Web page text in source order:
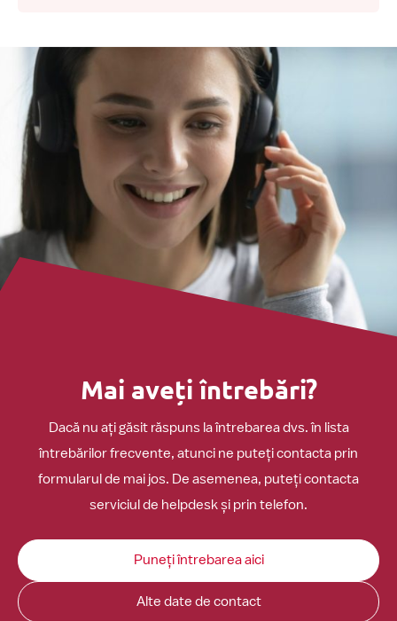
Mai aveți întrebări?
Dacă nu ați găsit răspuns la întrebarea dvs. în lista
întrebărilor frecvente, atunci ne puteți contacta prin
formularul de mai jos. De asemenea, puteți contacta
serviciul de helpdesk și prin telefon.
Puneți întrebarea aici
Alte date de contact